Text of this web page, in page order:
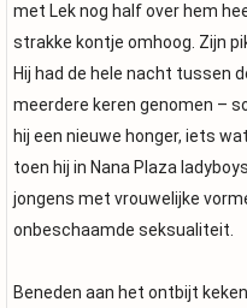
met Lek nog half over hem
strakke kontje omhoog. Zijn
Hij had de hele nacht tussen
meerdere keren genomen –
hij een nieuwe honger, iets
toen hij in Nana Plaza
jongens met vrouwelijke
onbeschaamde seksualiteit.
Beneden aan het ontbijt